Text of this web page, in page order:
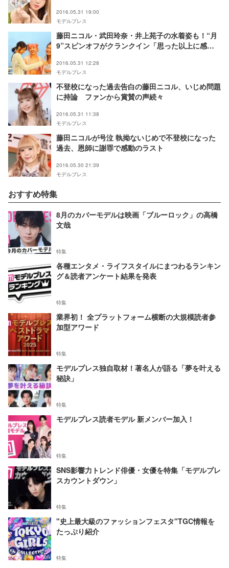
2016.05.31 19:00
モデルプレス
藤田ニコル・武田玲奈・井上苑子の水着姿も！“月
9”スピンオフがクランクイン「思った以上に感動
2016.05.31 12:28
モデルプレス
不登校になった過去告白の藤田ニコル、いじめ問題
に持論 ファンから賞賛の声続々
2016.05.31 11:38
モデルプレス
藤田ニコルが号泣 執拗ないじめで不登校になった
過去、恩師に謝罪で感動のラスト
2016.05.30 21:39
モデルプレス
おすすめ特集
8月のカバーモデルは映画「ブルーロック」の高橋
文哉
特集
各種エンタメ・ライフスタイルにまつわるランキン
グ＆読者アンケート結果を発表
特集
業界初！ 全プラットフォーム横断の大規模読者参
加型アワード
特集
モデルプレス独自取材！著名人が語る「夢を叶える
秘訣」
特集
モデルプレス読者モデル 新メンバー加入！
特集
SNS影響力トレンド俳優・女優を特集「モデルプレ
スカウントダウン」
特集
"史上最大級のファッションフェスタ"TGC情報を
たっぷり紹介
特集